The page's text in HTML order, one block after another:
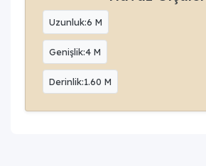
Uzunluk:6 M
Genişlik:4 M
Derinlik:1.60 M